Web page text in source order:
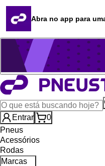
Quero revender
Blog
Whatsapp (16) 99764-8401
Televendas (47) 3046-2551
Entrar
0
Pneus
Acessórios
Rodas
Marcas
Abra no app para